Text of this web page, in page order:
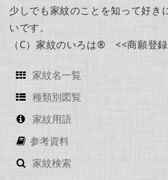
少しでも家紋のことを知って好き
いです。
（C）家紋のいろは® <<商願登
家紋名一覧
種類別図覧
家紋用語
参考資料
家紋検索